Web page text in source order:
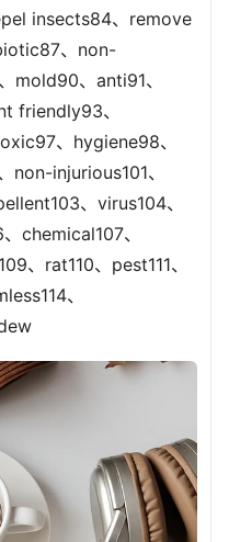
insects84、remove
、non-
mold90、anti91、
friendly93、
、hygiene98、
injurious101、
、virus104、
chemical107、
、rat110、pest111、
、